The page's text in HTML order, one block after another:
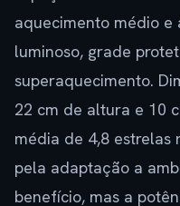
aquecimento médio
luminoso, grade
superaquecimento.
22 cm de altura e 10
média de 4,8 estrelas
pela adaptação a
benefício, mas a